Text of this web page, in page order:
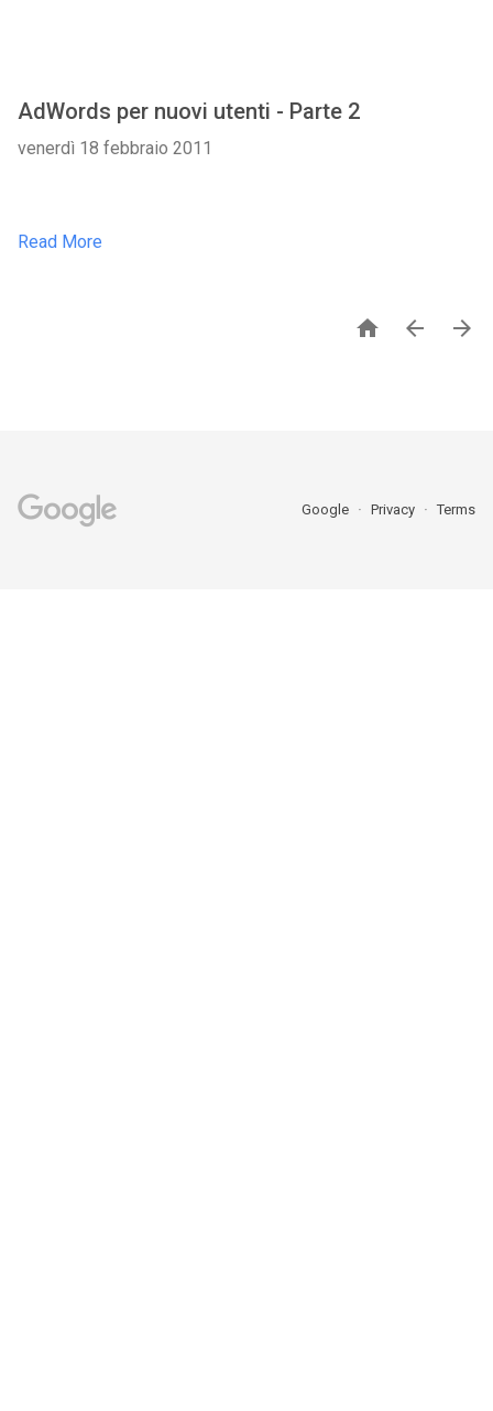
AdWords per nuovi utenti - Parte 2
venerdì 18 febbraio 2011
Read More
  
Google Privacy Terms